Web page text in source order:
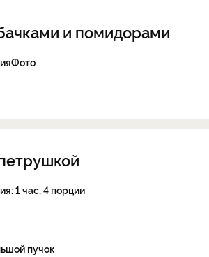
и помидорами
Фото
1 час, 4 порции
пучок